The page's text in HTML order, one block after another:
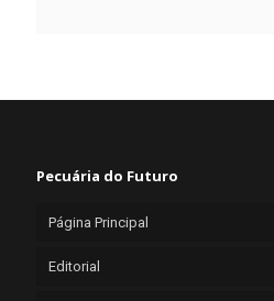
Pecuária do Futuro
Página Principal
Editorial